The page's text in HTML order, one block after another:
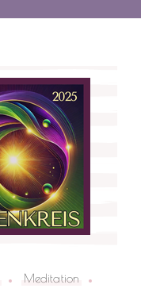
Meditation